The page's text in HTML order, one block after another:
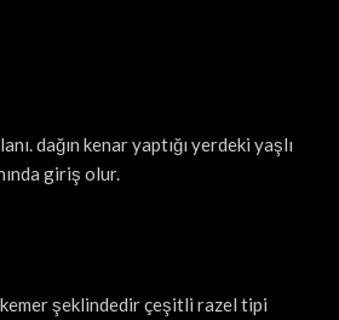
dağın kenar yaptığı yerdeki yaşlı
giriş olur.
şeklindedir çeşitli razel tipi